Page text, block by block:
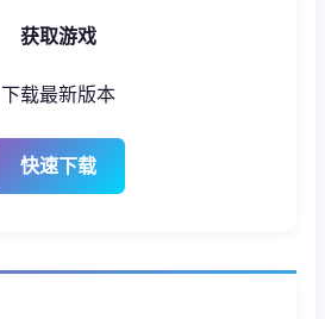
获取游戏
下载最新版本
快速下载